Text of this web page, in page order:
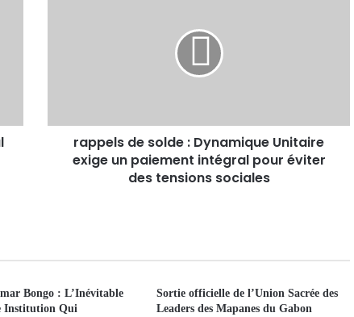
rappels de solde : Dynamique Unitaire
exige un paiement intégral pour éviter
des tensions sociales
Bongo : L’Inévitable
Institution Qui
Sortie officielle de l’Union Sacrée des
Leaders des Mapanes du Gabon